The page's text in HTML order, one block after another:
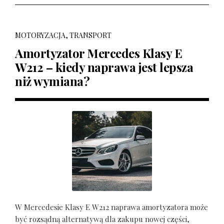
MOTORYZACJA, TRANSPORT
Amortyzator Mercedes Klasy E
W212 – kiedy naprawa jest lepsza
niż wymiana?
W Mercedesie Klasy E W212 naprawa amortyzatora może
być rozsądną alternatywą dla zakupu nowej części,